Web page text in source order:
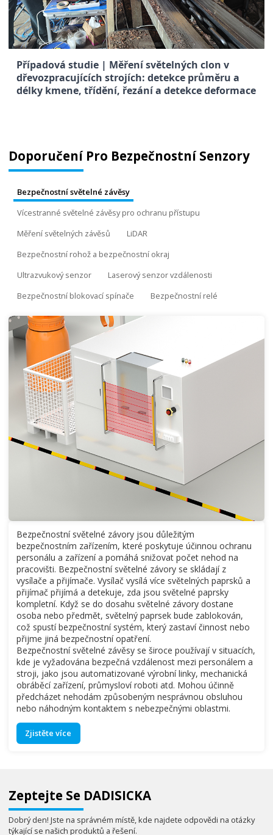
Případová studie | Měření světelných clon v
dřevozpracujících strojích: detekce průměru a
délky kmene, třídění, řezání a detekce deformace
Doporučení Pro Bezpečnostní Senzory
Bezpečnostní světelné závěsy
Vícestranné světelné závěsy pro ochranu přístupu
Měření světelných závěsů
LiDAR
Bezpečnostní rohož a bezpečnostní okraj
Ultrazvukový senzor
Laserový senzor vzdálenosti
Bezpečnostní blokovací spínače
Bezpečnostní relé
Bezpečnostní světelné závory jsou důležitým
bezpečnostním zařízením, které poskytuje účinnou ochranu
personálu a zařízení a pomáhá snižovat počet nehod na
pracovišti. Bezpečnostní světelné závory se skládají z
vysílače a přijímače. Vysílač vysílá více světelných paprsků a
přijímač přijímá a detekuje, zda jsou světelné paprsky
kompletní. Když se do dosahu světelné závory dostane
osoba nebo předmět, světelný paprsek bude zablokován,
což spustí bezpečnostní systém, který zastaví činnost nebo
přijme jiná bezpečnostní opatření.
Bezpečnostní světelné závěsy se široce používají v situacích,
kde je vyžadována bezpečná vzdálenost mezi personálem a
stroji, jako jsou automatizované výrobní linky, mechanická
obráběcí zařízení, průmysloví roboti atd. Mohou účinně
předcházet nehodám způsobeným nesprávnou obsluhou
nebo náhodným kontaktem s nebezpečnými oblastmi.
Zjistěte více
Zeptejte Se DADISICKA
Dobrý den! Jste na správném místě, kde najdete odpovědi na otázky
týkající se našich produktů a řešení.